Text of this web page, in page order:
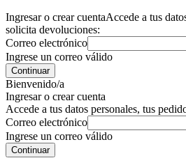
Ingresar o crear cuentaAccede a tus
solicita devoluciones:
Correo electrónico
Ingrese un correo válido
Continuar
Bienvenido/a
Ingresar o crear cuenta
Accede a tus datos personales, tus
Correo electrónico
Ingrese un correo válido
Continuar